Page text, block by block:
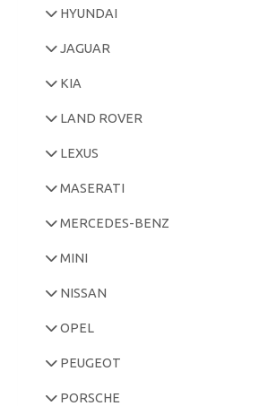
HYUNDAI
JAGUAR
KIA
LAND ROVER
LEXUS
MASERATI
MERCEDES-BENZ
MINI
NISSAN
OPEL
PEUGEOT
PORSCHE